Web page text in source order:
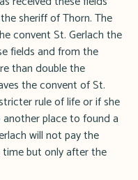
sheriff of Thorn. The
convent St. Gerlach the
fields and from the
than double the
the convent of St.
rule of life or if she
place to found a
will not pay the
but only after the